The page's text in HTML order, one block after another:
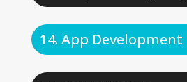
App Development